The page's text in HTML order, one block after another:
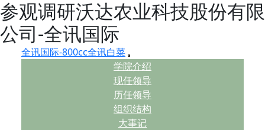
参观调研沃达农业科技股份有限
公司-全讯国际
全讯国际-800cc全讯白菜
学院介绍
现任领导
历任领导
组织结构
大事记